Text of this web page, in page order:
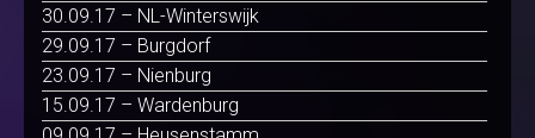
30.09.17 – NL-Winterswijk
29.09.17 – Burgdorf
23.09.17 – Nienburg
15.09.17 – Wardenburg